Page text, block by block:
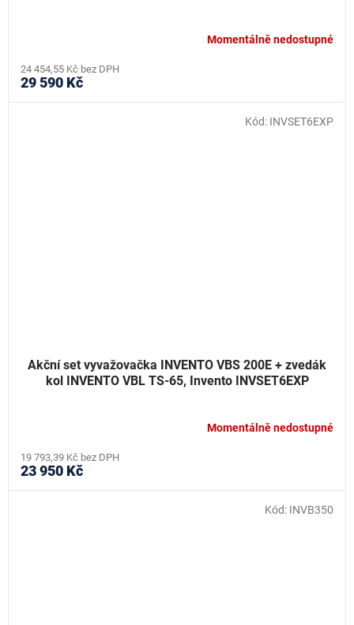
Momentálně nedostupné
24 454,55 Kč bez DPH
29 590 Kč
Akční set vyvažovačka INVENTO VBS 200E + zvedák
kol INVENTO VBL TS-65, Invento INVSET6EXP
Momentálně nedostupné
19 793,39 Kč bez DPH
23 950 Kč
Kód: INVSET6EXP
Kód: INVB350